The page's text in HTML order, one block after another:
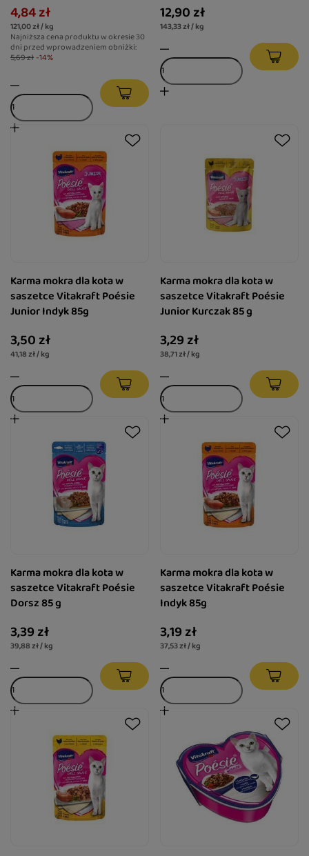
4,84 zł
121,00 zł / kg
Najniższa cena produktu w okresie 30
dni przed wprowadzeniem obniżki:
5,69 zł -14%
12,90 zł
143,33 zł / kg
Karma mokra dla kota w
saszetce Vitakraft Poésie
Junior Indyk 85g
3,50 zł
41,18 zł / kg
Karma mokra dla kota w
saszetce Vitakraft Poésie
Junior Kurczak 85 g
3,29 zł
38,71 zł / kg
Karma mokra dla kota w
saszetce Vitakraft Poésie
Dorsz 85 g
3,39 zł
39,88 zł / kg
Karma mokra dla kota w
saszetce Vitakraft Poésie
Indyk 85g
3,19 zł
37,53 zł / kg